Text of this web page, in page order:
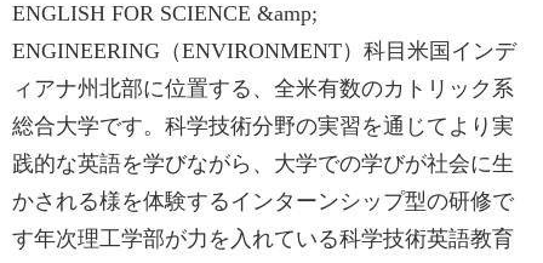
ENGLISH FOR SCIENCE &amp;
ENGINEERING（ENVIRONMENT）科目米国インデ
ィアナ州北部に位置する、全米有数のカトリック系
総合大学です。科学技術分野の実習を通じてより実
践的な英語を学びながら、大学での学びが社会に生
かされる様を体験するインターンシップ型の研修で
す年次理工学部が力を入れている科学技術英語教育